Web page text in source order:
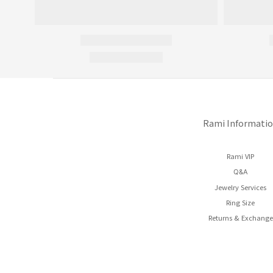
Rami
Rami VIP
Q&A
Jewelry Services
Ring Size
Returns & Exchange